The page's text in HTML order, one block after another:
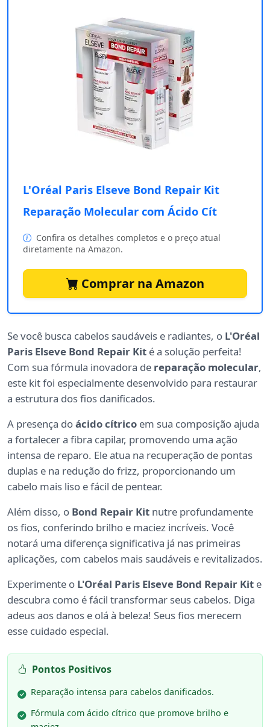
L'Oréal Paris Elseve Bond Repair Kit
Reparação Molecular com Ácido Cít
Confira os detalhes completos e o preço atual
diretamente na Amazon.
Comprar na Amazon
Se você busca cabelos saudáveis e radiantes, o L'Oréal
Paris Elseve Bond Repair Kit é a solução perfeita!
Com sua fórmula inovadora de reparação molecular,
este kit foi especialmente desenvolvido para restaurar
a estrutura dos fios danificados.
A presença doácido cítrico em sua composição ajuda
a fortalecer a fibra capilar, promovendo uma ação
intensa de reparo. Ele atua na recuperação de pontas
duplas e na redução do frizz, proporcionando um
cabelo mais liso e fácil de pentear.
Além disso, o Bond Repair Kit nutre profundamente
os fios, conferindo brilho e maciez incríveis. Você
notará uma diferença significativa já nas primeiras
aplicações, com cabelos mais saudáveis e revitalizados.
Experimente o L'Oréal Paris Elseve Bond Repair Kit e
descubra como é fácil transformar seus cabelos. Diga
adeus aos danos e olá à beleza! Seus fios merecem
esse cuidado especial.
Pontos Positivos
Reparação intensa para cabelos danificados.
Fórmula com ácido cítrico que promove brilho e